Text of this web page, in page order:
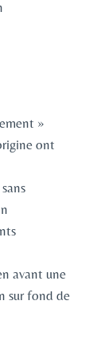
»
ont
avant une
sur fond de